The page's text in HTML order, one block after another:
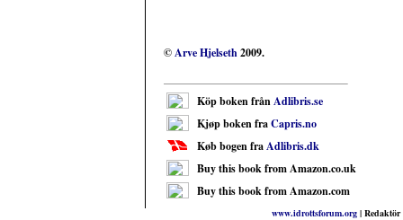
©Arve Hjelseth2009.
Köp boken frånAdlibris.se
Kjøp boken fraCapris.no
Køb bogen fraAdlibris.dk
Buy this book from Amazon.co.uk
Buy this book from Amazon.com
www.idrottsforum.org| Redaktör